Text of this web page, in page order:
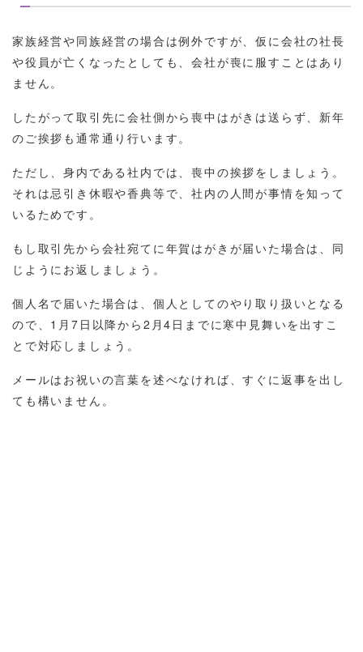
家族経営や同族経営の場合は例外ですが、仮に会社の社長
や役員が亡くなったとしても、会社が喪に服すことはあり
ません。
したがって取引先に会社側から喪中はがきは送らず、新年
のご挨拶も通常通り行います。
ただし、身内である社内では、喪中の挨拶をしましょう。
それは忌引き休暇や香典等で、社内の人間が事情を知って
いるためです。
もし取引先から会社宛てに年賀はがきが届いた場合は、同
じようにお返しましょう。
個人名で届いた場合は、個人としてのやり取り扱いとなる
ので、1月7日以降から2月4日までに寒中見舞いを出すこ
とで対応しましょう。
メールはお祝いの言葉を述べなければ、すぐに返事を出し
ても構いません。